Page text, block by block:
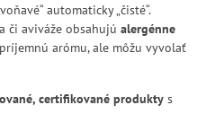
automaticky „čisté“.
či aviváže obsahujú alergénne
arómu, ale môžu vyvolať
certifikované produkty s